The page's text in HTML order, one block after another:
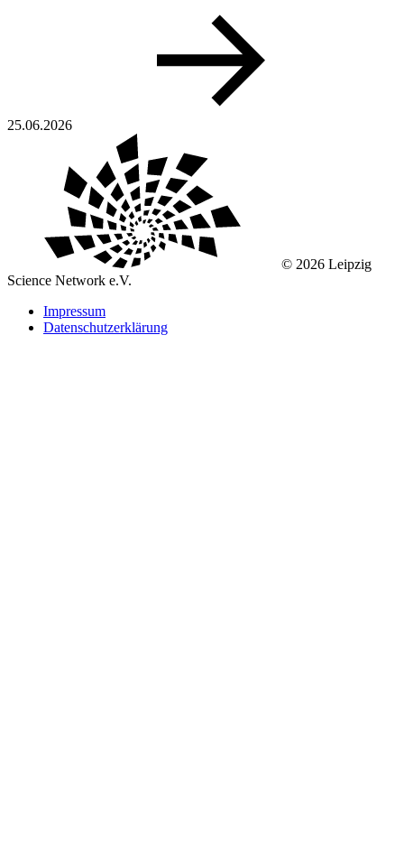
25.06.2026
© 2026 Leipzig
Science Network e.V.
Impressum
Datenschutzerklärung